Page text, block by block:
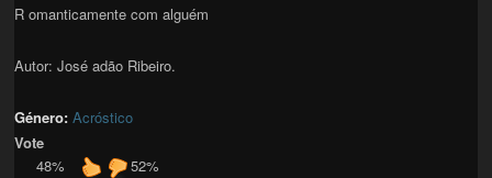
R omanticamente com alguém
Autor: José adão Ribeiro.
Género:Acróstico
Vote
48%
52%